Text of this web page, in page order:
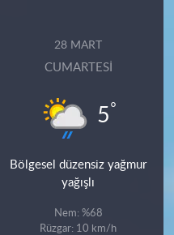
28 MART
CUMARTESI
5°
Bölgesel düzensiz yağmur
yağışlı
Nem: %68
Rüzgar: 10 km/h